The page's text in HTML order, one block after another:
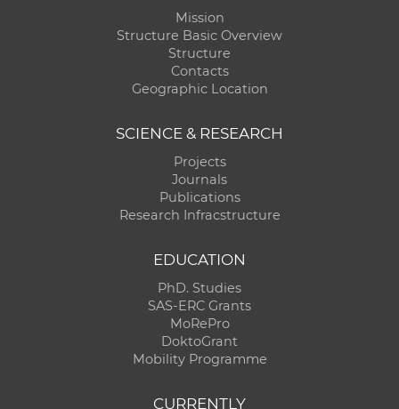
Mission
Structure Basic Overview
Structure
Contacts
Geographic Location
SCIENCE & RESEARCH
Projects
Journals
Publications
Research Infracstructure
EDUCATION
PhD. Studies
SAS-ERC Grants
MoRePro
DoktoGrant
Mobility Programme
CURRENTLY